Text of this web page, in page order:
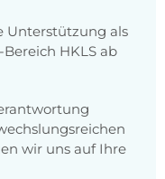
Unterstützung als
HKLS ab
wir uns auf Ihre